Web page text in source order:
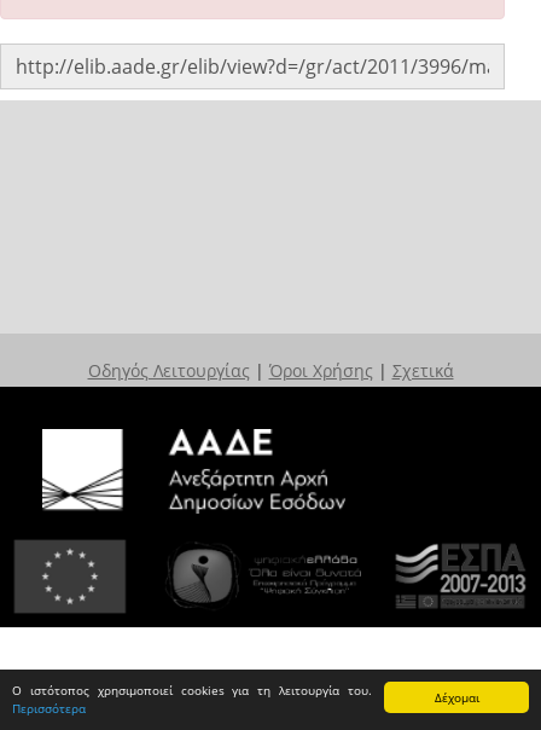
Δέχομαι
Ο ιστότοπος χρησιμοποιεί cookies για τη λειτουργία του.
Περισσότερα
Οδηγός Λειτουργίας | Όροι Χρήσης | Σχετικά